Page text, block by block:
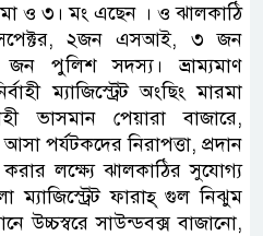
ও ৩। মং এছেন । ও ঝালকাঠি
২জন এসআই, ৩ জন
সদস্য। ভ্রাম্যমাণ
ম্যাজিস্ট্রেট অংছিং মারমা
ভাসমান পেয়ারা বাজারে,
আসা পর্যটকদের নিরাপত্তা, প্রদান
লক্ষ্যে ঝালকাঠির সুযোগ্য
ম্যাজিস্ট্রেট ফারাহ্ গুল নিঝুম
উচ্চস্বরে সাউন্ডবক্স বাজানো,